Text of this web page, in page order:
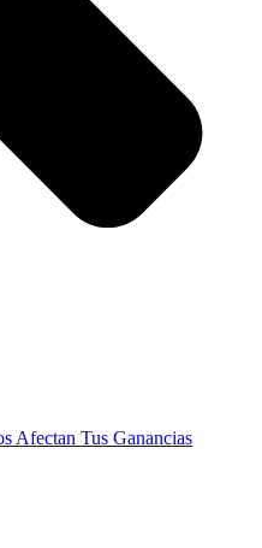
Afectan Tus Ganancias